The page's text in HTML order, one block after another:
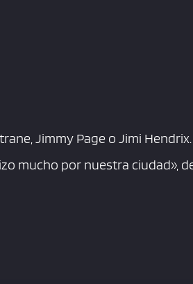
Jimmy Page o Jimi
mucho por nuestra ciudad»,